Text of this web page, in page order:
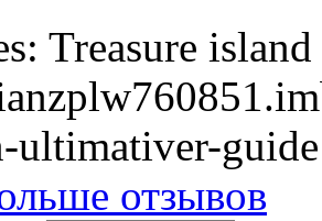
Treasure
ultimativer-guide
отзывов